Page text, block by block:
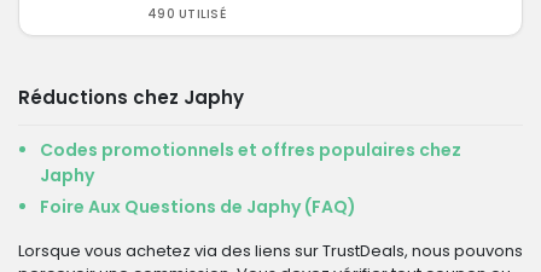
490 UTILISÉ
Réductions chez Japhy
Codes promotionnels et offres populaires chez
Japhy
Foire Aux Questions de Japhy (FAQ)
Lorsque vous achetez via des liens sur TrustDeals, nous pouvons